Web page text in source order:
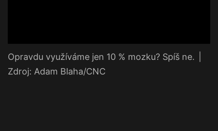
Opravdu využíváme jen 10 % mozku? Spíš ne.
Zdroj: Adam Blaha/CNC